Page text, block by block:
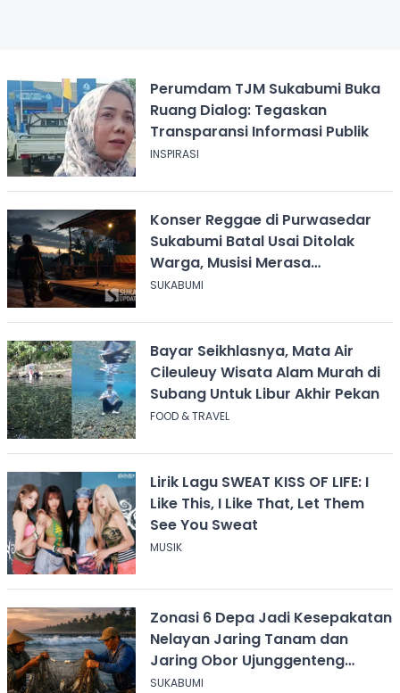
Perumdam TJM Sukabumi Buka
Ruang Dialog: Tegaskan
Transparansi Informasi Publik
INSPIRASI
Konser Reggae di Purwasedar
Sukabumi Batal Usai Ditolak
Warga, Musisi Merasa
Didiskreditkan
SUKABUMI
Bayar Seikhlasnya, Mata Air
Cileuleuy Wisata Alam Murah di
Subang Untuk Libur Akhir Pekan
FOOD & TRAVEL
Lirik Lagu SWEAT KISS OF LIFE: I
Like This, I Like That, Let Them
See You Sweat
MUSIK
Zonasi 6 Depa Jadi Kesepakatan
Nelayan Jaring Tanam dan
Jaring Obor Ujunggenteng
Sukabumi
SUKABUMI